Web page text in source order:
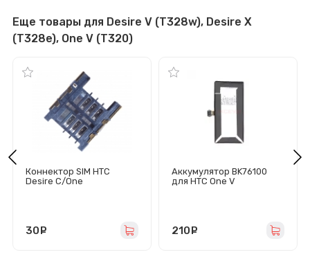
Еще товары для Desire V (T328w), Desire X
(T328e), One V (T320)
Коннектор SIM HTC
Desire C/One
30
Аккумулятор BK76100
для HTC One V
210